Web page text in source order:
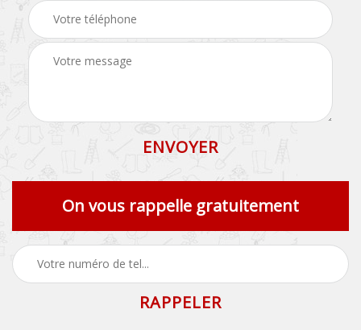
On vous rappelle gratuitement